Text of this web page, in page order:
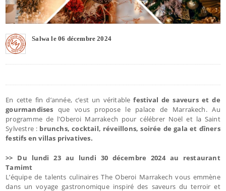
Salwa le 06 décembre 2024
En cette fin d’année, c’est un véritablefestival de saveurs et de
gourmandises que vous propose le palace de Marrakech. Au
programme de l'Oberoi Marrakech pour célébrer Noël et la Saint
Sylvestre : brunchs, cocktail, réveillons, soirée de gala et dîners
festifs en villas privatives.
>> Du lundi 23 au lundi 30 décembre 2024 au restaurant
Tamimt
L’équipe de talents culinaires The Oberoi Marrakech vous emmène
dans un voyage gastronomique inspiré des saveurs du terroir et